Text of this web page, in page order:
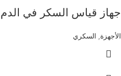
جهاز قياس السكر في الدم
الأجهزة السكري